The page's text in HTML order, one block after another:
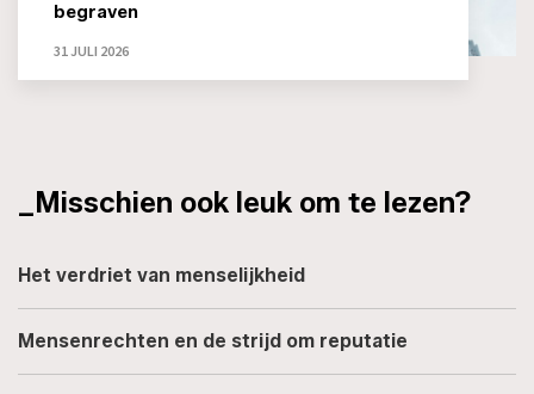
begraven
31 JULI 2026
_Misschien ook leuk om te lezen?
Het verdriet van menselijkheid
Mensenrechten en de strijd om reputatie